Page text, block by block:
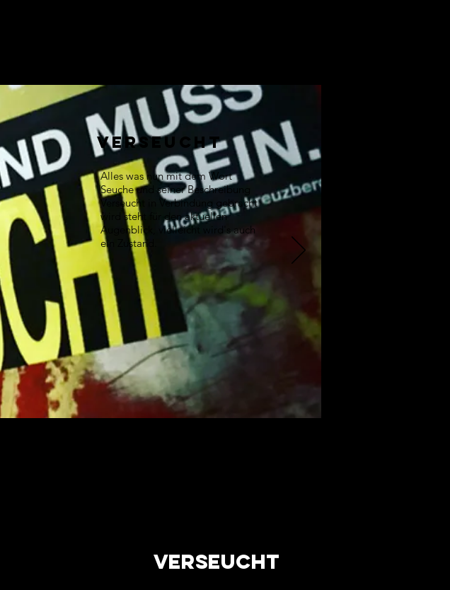
VERSEUCHT
Alles was nun mit dem Wort
Seuche und seiner Beschreibung
Verseucht in Verbindung gebracht
wird steht für den aktuellen
Augenblick, vielleicht wird's auch
ein Zustand.
VERSEUCHT